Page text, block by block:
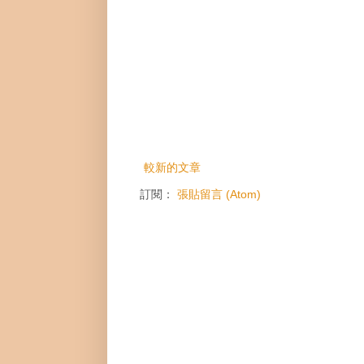
較新的文章
訂閱： 張貼留言 (Atom)